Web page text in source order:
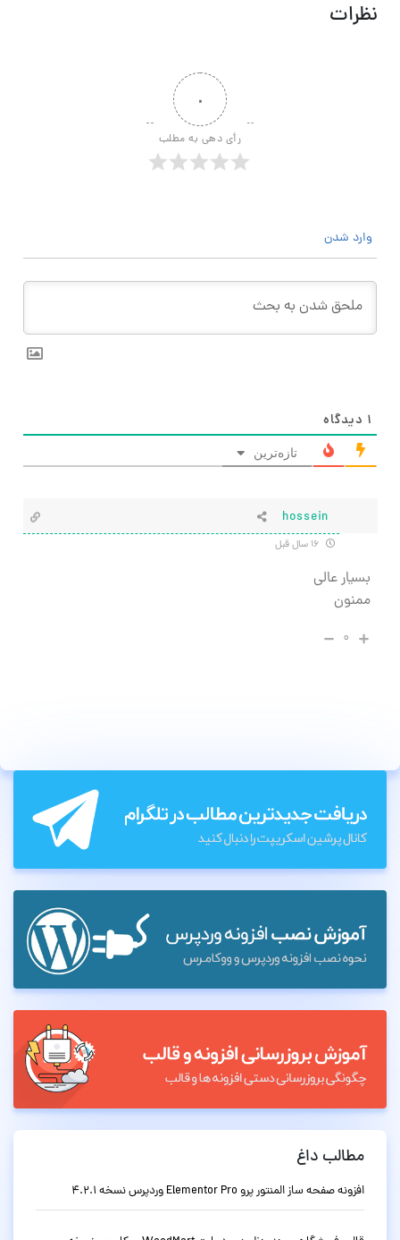
نظرات
۰
رأی دهی به مطلب
وارد شدن
۱ دیدگاه
تازه‌ترین
hossein
بسیار عالی
ممنون
۰
مطالب داغ
افزونه صفحه ساز المنتور پرو Elementor Pro وردپرس نسخه 4.2.1